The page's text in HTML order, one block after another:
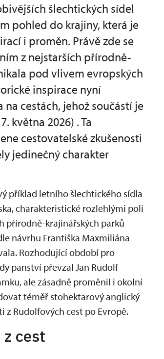
šlechtických sídel
pohled do krajiny, která je
i proměn. Právě zde se
z nejstarších přírodně-
pod vlivem evropských
inspirace nyní
cestách, jehož součástí je
května 2026) . Ta
cestovatelské zkušenosti
jedinečný charakter
příklad letního šlechtického sídla
charakteristické rozlehlými poli
přírodně-krajinářských parků
návrhu Františka Maxmiliána
Rozhodující období pro
panství převzal Jan Rudolf
ale zásadně proměnil i okolní
téměř stohektarový anglický
z Rudolfových cest po Evropě.
cest